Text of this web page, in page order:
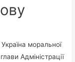
моральної
Адміністрації